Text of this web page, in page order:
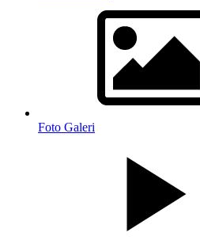
Foto Galeri